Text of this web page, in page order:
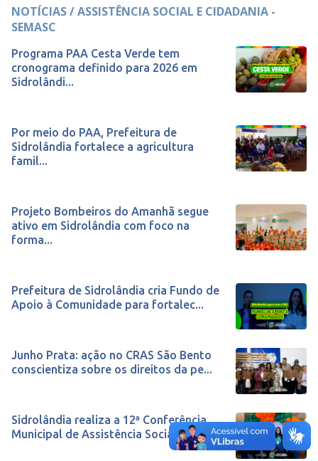
NOTÍCIAS / ASSISTÊNCIA SOCIAL E CIDADANIA -
SEMASC
Programa PAA Cesta Verde tem
cronograma definido para 2026 em
Sidrolândi...
Por meio do PAA, Prefeitura de
Sidrolândia fortalece a agricultura
famil...
Projeto Bombeiros do Amanhã segue
ativo em Sidrolândia com foco na
forma...
Prefeitura de Sidrolândia cria Fundo de
Apoio à Comunidade para fortalec...
Junho Prata: ação no CRAS São Bento
conscientiza sobre os direitos da pe...
Sidrolândia realiza a 12ª Conferência
Municipal de Assistência Social e ...